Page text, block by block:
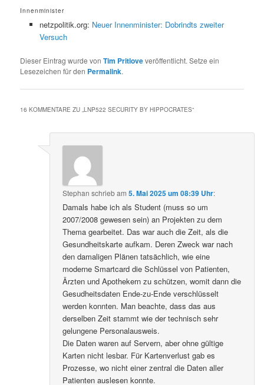
Innenminister
netzpolitik.org: Neuer Innenminister: Dobrindts zweiter
Versuch
Dieser Eintrag wurde vonTim Pritloveveröffentlicht. Setze ein
Lesezeichen für den Permalink.
16 KOMMENTARE ZU „LNP522 SECURITY BY HIPPOCRATES“
Stephan schriebam5. Mai 2025 um 08:39 Uhr:
Damals habe ich als Student (muss so um
2007/2008 gewesen sein) an Projekten zu dem
Thema gearbeitet. Das war auch die Zeit, als die
Gesundheitskarte aufkam. Deren Zweck war nach
den damaligen Plänen tatsächlich, wie eine
moderne Smartcard die Schlüssel von Patienten,
Ärzten und Apothekern zu schützen, womit dann die
Gesudheitsdaten Ende-zu-Ende verschlüsselt
werden konnten. Man beachte, dass das aus
derselben Zeit stammt wie der technisch sehr
gelungene Personalausweis.
Die Daten waren auf Servern, aber ohne gültige
Karten nicht lesbar. Für Kartenverlust gab es
Prozesse, wo nicht einer zentral die Daten aller
Patienten auslesen konnte.